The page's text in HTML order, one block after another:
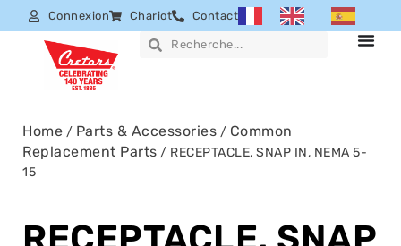
Connexion Chariot Contact
Home / Parts & Accessories / Common
Replacement Parts / RECEPTACLE, SNAP IN, NEMA 5-
15